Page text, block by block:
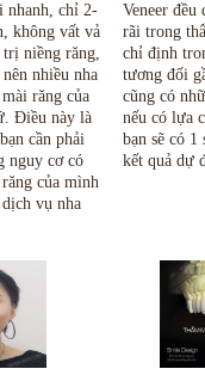
nhanh, chỉ 2-
không vất vả
niềng răng,
nhiều nha
răng của
Điều này là
cần phải
nguy cơ có
của mình
vụ nha
Veneer
rãi trong
chỉ định
tương đối
cũng có
nếu có lựa
bạn sẽ có 1
kết quả dự